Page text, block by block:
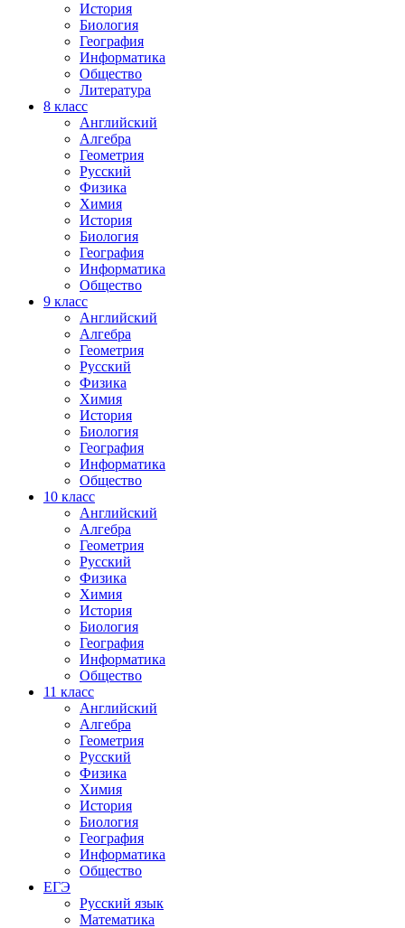
История
Биология
География
Информатика
Общество
Литература
8 класс
Английский
Алгебра
Геометрия
Русский
Физика
Химия
История
Биология
География
Информатика
Общество
9 класс
Английский
Алгебра
Геометрия
Русский
Физика
Химия
История
Биология
География
Информатика
Общество
10 класс
Английский
Алгебра
Геометрия
Русский
Физика
Химия
История
Биология
География
Информатика
Общество
11 класс
Английский
Алгебра
Геометрия
Русский
Физика
Химия
История
Биология
География
Информатика
Общество
ЕГЭ
Русский язык
Математика